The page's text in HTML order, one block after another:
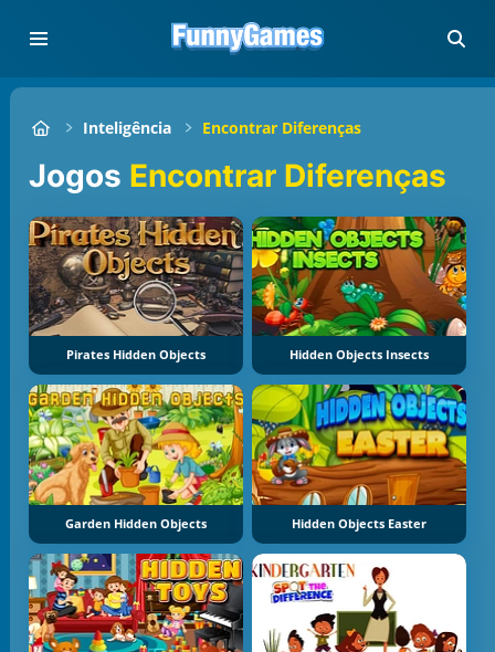
Inteligência Encontrar Diferenças
Jogos Encontrar Diferenças
Pirates Hidden Objects Hidden Objects Insects
Garden Hidden Objects Hidden Objects Easter